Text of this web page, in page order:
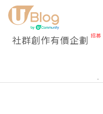
社群創作有價企劃